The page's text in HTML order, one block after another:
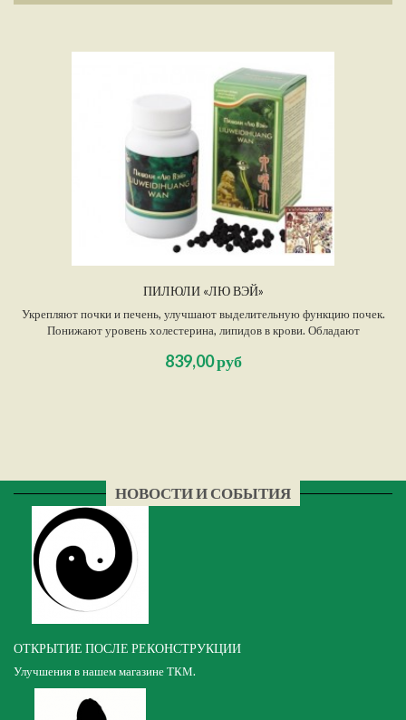
ПИЛЮЛИ «ЛЮ ВЭЙ»
Укрепляют почки и печень, улучшают выделительную функцию почек.
Понижают уровень холестерина, липидов в крови. Обладают
повышают устойчивость организма к внешним факторам. Нормализуют
839,00 руб
НОВОСТИ И СОБЫТИЯ
ОТКРЫТИЕ ПОСЛЕ РЕКОНСТРУКЦИИ
Улучшения в нашем магазине ТКМ.